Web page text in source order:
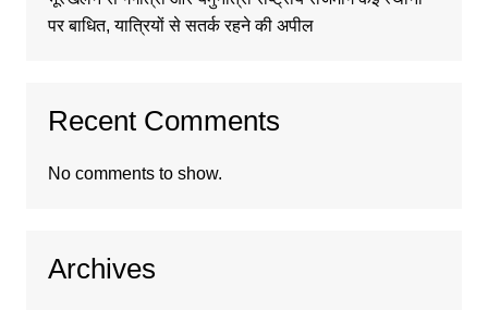
पर बाधित, यात्रियों से सतर्क रहने की अपील
Recent Comments
No comments to show.
Archives